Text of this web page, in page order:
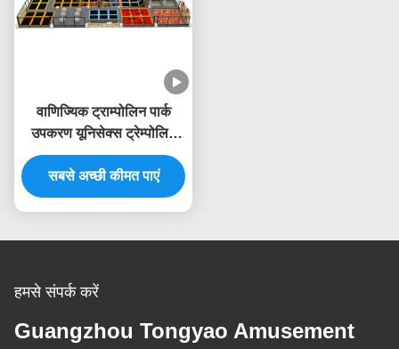
वाणिज्यिक ट्राम्पोलिन पार्क
उपकरण यूनिसेक्स ट्रेम्पोलिन
केंद्र उपकरण बाड़ जाल के साथ
सबसे अच्छी कीमत पाएं
हमसे संपर्क करें
Guangzhou Tongyao Amusement